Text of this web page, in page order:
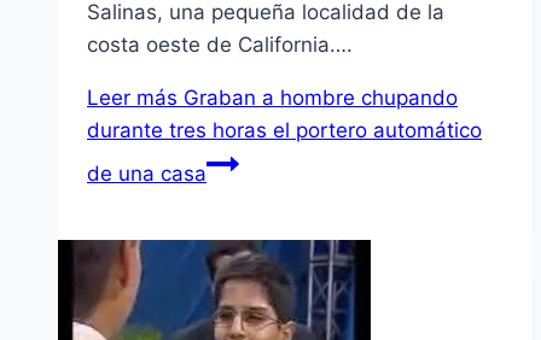
Salinas, una pequeña localidad de la
costa oeste de California….
Leer más Graban a hombre chupando
durante tres horas el portero automático
de una casa